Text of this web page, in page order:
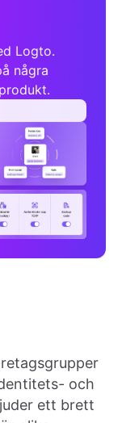
Logto.
några
och
ett brett